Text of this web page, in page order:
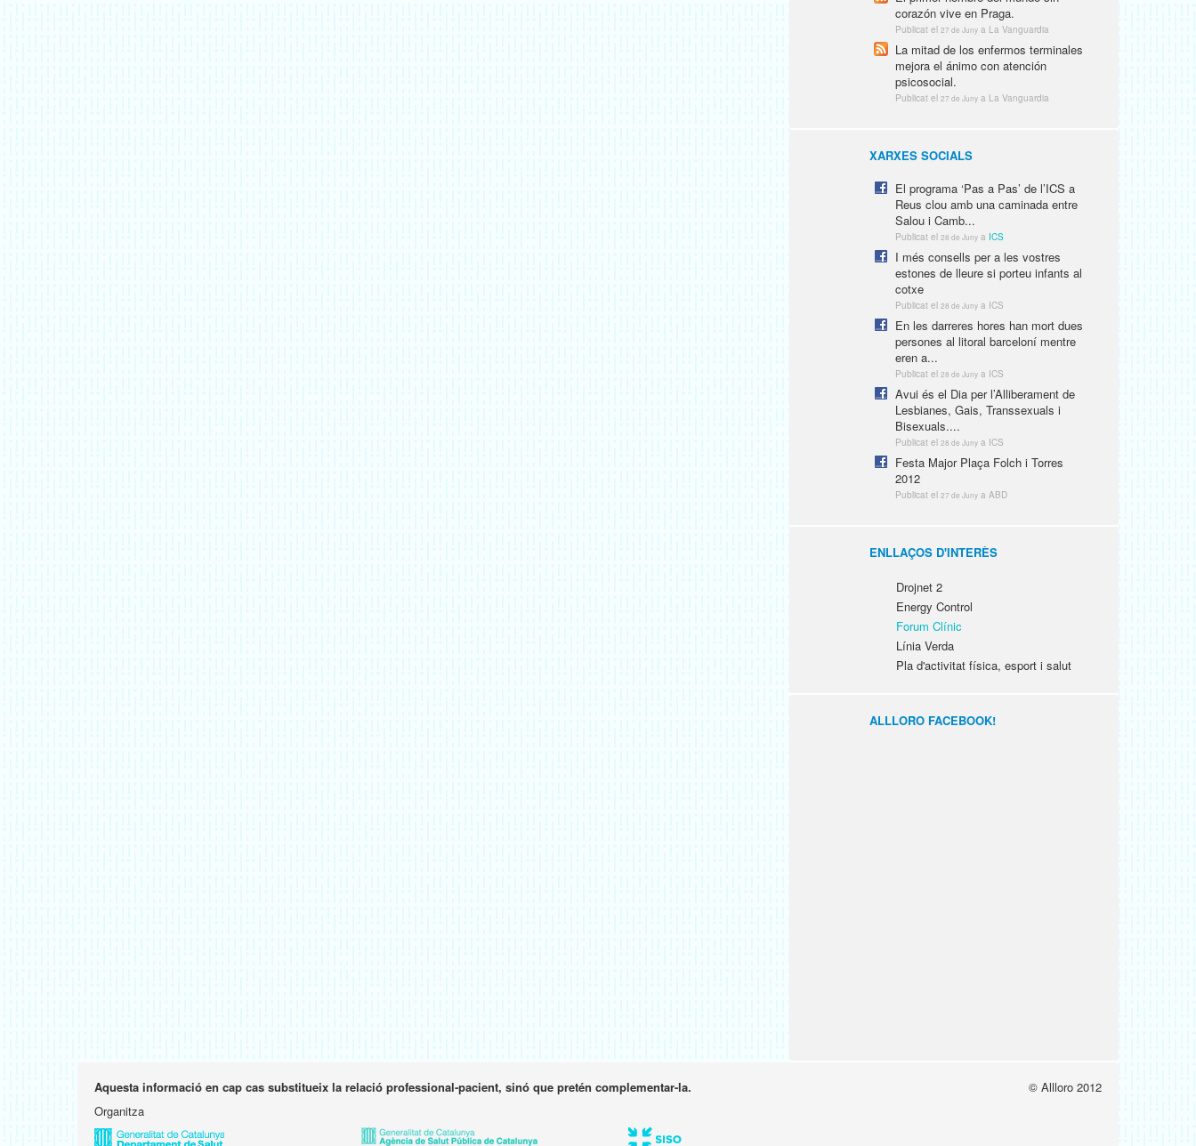
corazón vive en Praga.
Publicat el 27 de Juny a La Vanguardia
La mitad de los enfermos terminales
mejora el ánimo con atención
psicosocial.
Publicat el 27 de Juny a La Vanguardia
XARXES SOCIALS
El programa ‘Pas a Pas’ de l’ICS a
Reus clou amb una caminada entre
Salou i Camb...
Publicat el 28 de Juny a ICS
I més consells per a les vostres
estones de lleure si porteu infants al
cotxe
Publicat el 28 de Juny a ICS
En les darreres hores han mort dues
persones al litoral barceloní mentre
eren a...
Publicat el 28 de Juny a ICS
Avui és el Dia per l’Alliberament de
Lesbianes, Gais, Transsexuals i
Bisexuals....
Publicat el 28 de Juny a ICS
Festa Major Plaça Folch i Torres
2012
Publicat el 27 de Juny a ABD
ENLLAÇOS D'INTERÈS
Drojnet 2
Energy Control
Forum Clínic
Línia Verda
Pla d'activitat física, esport i salut
ALLLORO FACEBOOK!
Aquesta informació en cap cas substitueix la relació professional-pacient, sinó que pretén complementar-la.
© Allloro 2012
Organitza